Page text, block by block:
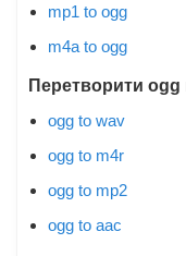
mp1 to ogg
m4a to ogg
Перетворити ogg
ogg to wav
ogg to m4r
ogg to mp2
ogg to aac